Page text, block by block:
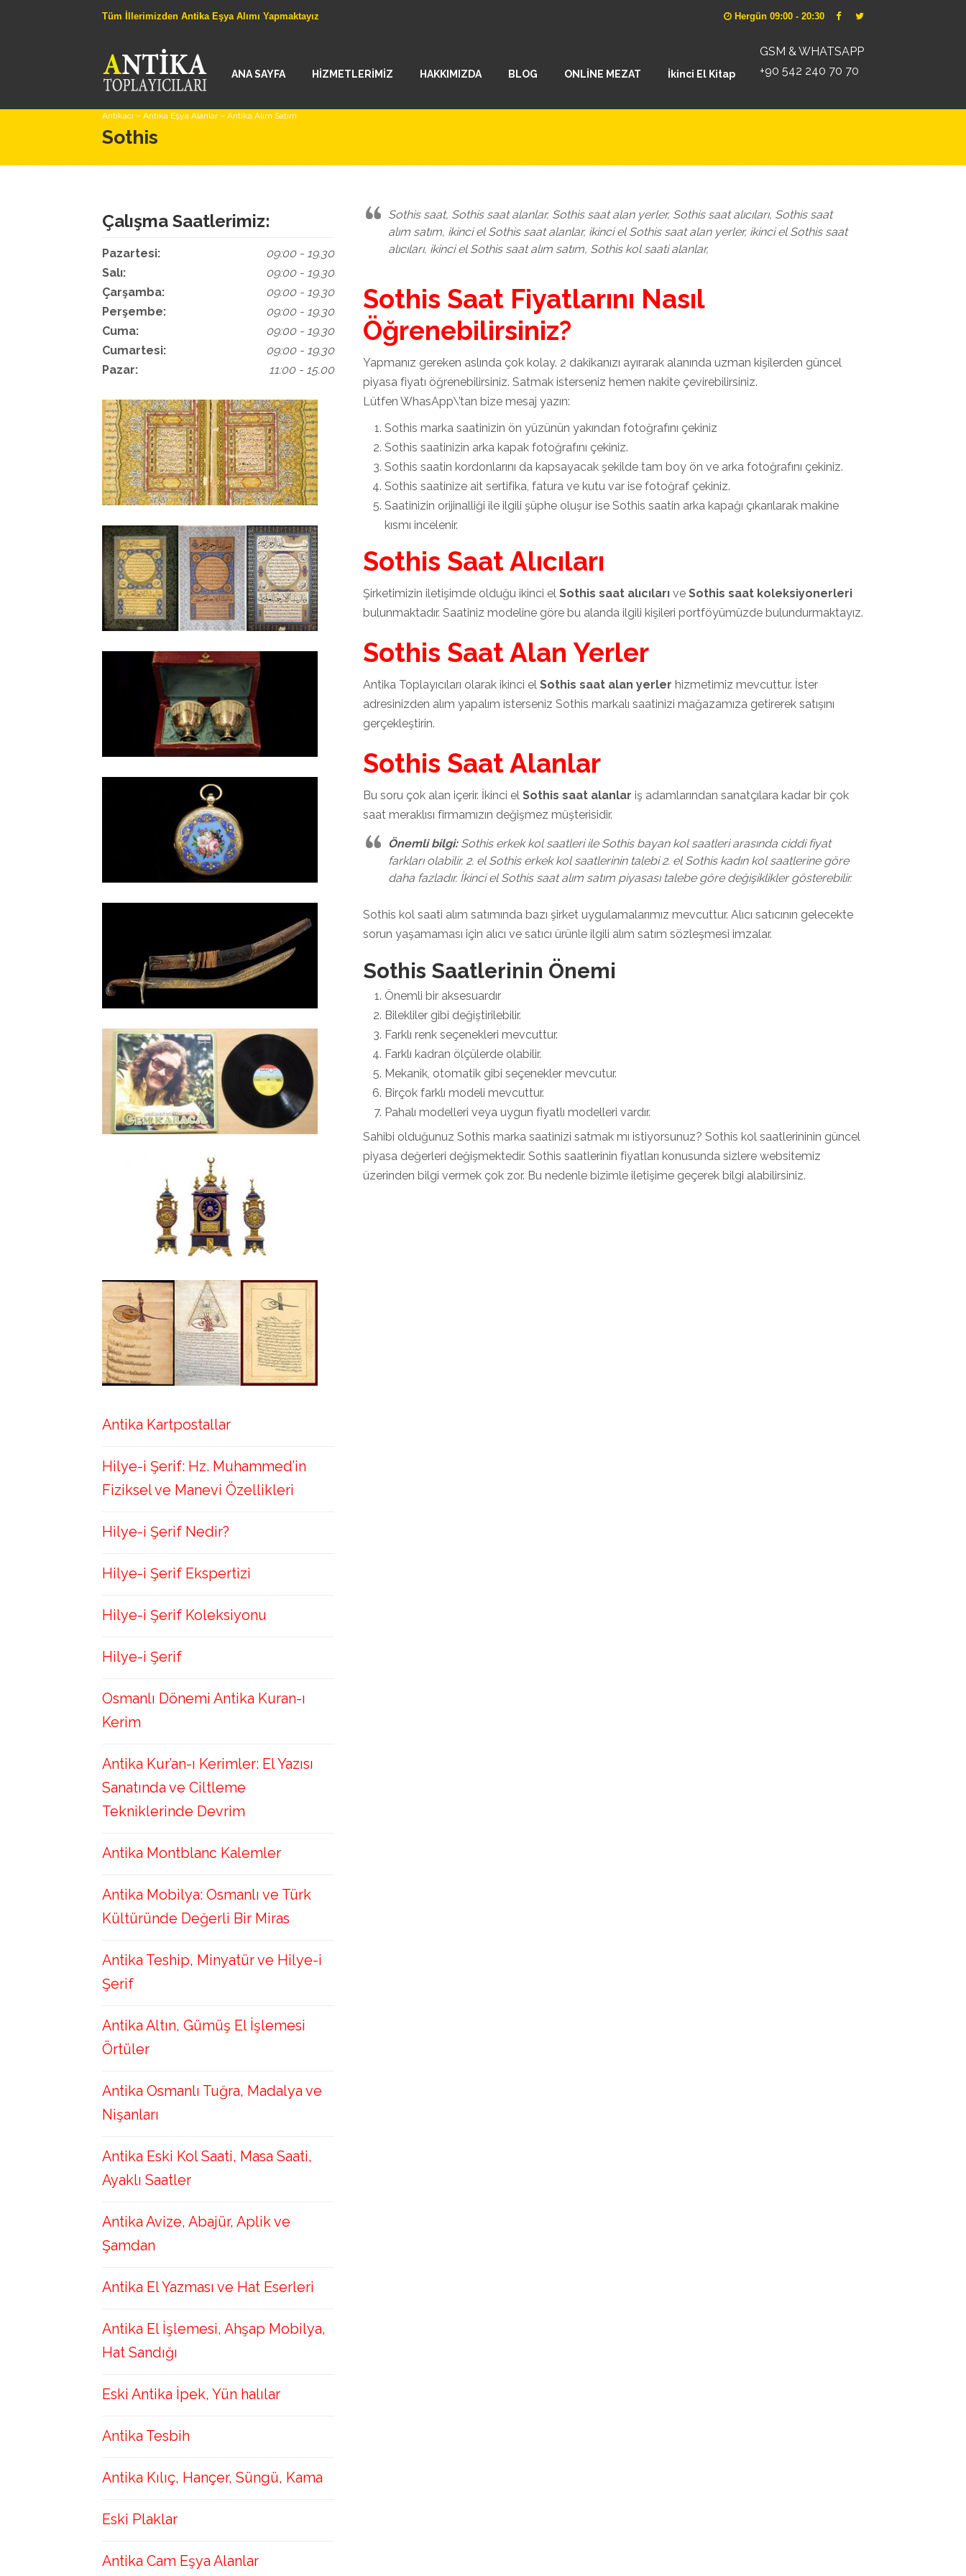
Tüm İllerimizden Antika Eşya Alımı Yapmaktayız Hergün 09:00 - 20:30
Antikacı – Antika Eşya Alanlar – Antika Alım Satım
GSM & WHATSAPP
+90 542 240 70 70
ANA SAYFA HİZMETLERİMİZ HAKKIMIZDA BLOG ONLİNE MEZAT İkinci El Kitap
Sothis
Sothis saat, Sothis saat alanlar, Sothis saat alan yerler, Sothis saat alıcıları, Sothis saat
alım satım, ikinci el Sothis saat alanlar, ikinci el Sothis saat alan yerler, ikinci el Sothis saat
alıcıları, ikinci el Sothis saat alım satım, Sothis kol saati alanlar,
Sothis Saat Fiyatlarını Nasıl
Öğrenebilirsiniz?
Yapmanız gereken aslında çok kolay. 2 dakikanızı ayırarak alanında uzman kişilerden güncel
piyasa fiyatı öğrenebilirsiniz. Satmak isterseniz hemen nakite çevirebilirsiniz.
Lütfen WhasApp\’tan bize mesaj yazın:
Sothis marka saatinizin ön yüzünün yakından fotoğrafını çekiniz
Sothis saatinizin arka kapak fotoğrafını çekiniz.
Sothis saatin kordonlarını da kapsayacak şekilde tam boy ön ve arka fotoğrafını çekiniz.
Sothis saatinize ait sertifika, fatura ve kutu var ise fotoğraf çekiniz.
Saatinizin orijinalliği ile ilgili şüphe oluşur ise Sothis saatin arka kapağı çıkarılarak makine
kısmı incelenir.
Sothis Saat Alıcıları
Şirketimizin iletişimde olduğu ikinci el Sothis saat alıcıları ve Sothis saat koleksiyonerleri
bulunmaktadır. Saatiniz modeline göre bu alanda ilgili kişileri portföyümüzde bulundurmaktayız.
Sothis Saat Alan Yerler
Antika Toplayıcıları olarak ikinci el Sothis saat alan yerler hizmetimiz mevcuttur. İster
adresinizden alım yapalım isterseniz Sothis markalı saatinizi mağazamıza getirerek satışını
gerçekleştirin.
Sothis Saat Alanlar
Bu soru çok alan içerir. İkinci el Sothis saat alanlar iş adamlarından sanatçılara kadar bir çok
saat meraklısı firmamızın değişmez müşterisidir.
Önemli bilgi:Sothis erkek kol saatleri ile Sothis bayan kol saatleri arasında ciddi fiyat
farkları olabilir. 2. el Sothis erkek kol saatlerinin talebi 2. el Sothis kadın kol saatlerine göre
daha fazladır. İkinci el Sothis saat alım satım piyasası talebe göre değişiklikler gösterebilir.
Sothis kol saati alım satımında bazı şirket uygulamalarımız mevcuttur. Alıcı satıcının gelecekte
sorun yaşamaması için alıcı ve satıcı ürünle ilgili alım satım sözleşmesi imzalar.
Sothis Saatlerinin Önemi
Önemli bir aksesuardır
Bilekliler gibi değiştirilebilir.
Farklı renk seçenekleri mevcuttur.
Farklı kadran ölçülerde olabilir.
Mekanik, otomatik gibi seçenekler mevcutur.
Birçok farklı modeli mevcuttur.
Pahalı modelleri veya uygun fiyatlı modelleri vardır.
Sahibi olduğunuz Sothis marka saatinizi satmak mı istiyorsunuz? Sothis kol saatlerininin güncel
piyasa değerleri değişmektedir. Sothis saatlerinin fiyatları konusunda sizlere websitemiz
üzerinden bilgi vermek çok zor. Bu nedenle bizimle iletişime geçerek bilgi alabilirsiniz.
Çalışma Saatlerimiz:
Pazartesi:
Salı:
Çarşamba:
Perşembe:
Cuma:
Cumartesi:
Pazar:
09:00 - 19.30
09:00 - 19.30
09:00 - 19.30
09:00 - 19.30
09:00 - 19.30
09:00 - 19.30
11:00 - 15.00
Antika Kartpostallar
Hilye-i Şerif: Hz. Muhammed’in
Fiziksel ve Manevi Özellikleri
Hilye-i Şerif Nedir?
Hilye-i Şerif Ekspertizi
Hilye-i Şerif Koleksiyonu
Hilye-i Şerif
Osmanlı Dönemi Antika Kuran-ı
Kerim
Antika Kur’an-ı Kerimler: El Yazısı
Sanatında ve Ciltleme
Tekniklerinde Devrim
Antika Montblanc Kalemler
Antika Mobilya: Osmanlı ve Türk
Kültüründe Değerli Bir Miras
Antika Teship, Minyatür ve Hilye-i
Şerif
Antika Altın, Gümüş El İşlemesi
Örtüler
Antika Osmanlı Tuğra, Madalya ve
Nişanları
Antika Eski Kol Saati, Masa Saati,
Ayaklı Saatler
Antika Avize, Abajür, Aplik ve
Şamdan
Antika El Yazması ve Hat Eserleri
Antika El İşlemesi, Ahşap Mobilya,
Hat Sandığı
Eski Antika İpek, Yün halılar
Antika Tesbih
Antika Kılıç, Hançer, Süngü, Kama
Eski Plaklar
Antika Cam Eşya Alanlar